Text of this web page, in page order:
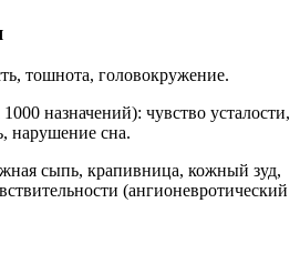
тошнота, головокружение.
назначений): чувство усталости,
нарушение сна.
сыпь, крапивница, кожный зуд,
(ангионевротический